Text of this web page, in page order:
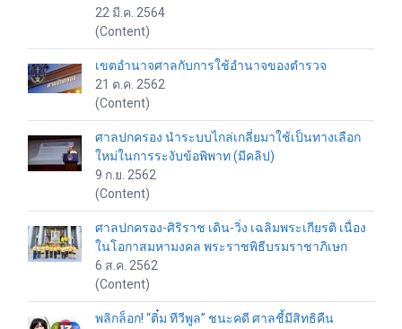
22 มี.ค. 2564
(Content)
เขตอำนาจศาลกับการใช้อำนาจของตำรวจ
21 ต.ค. 2562
(Content)
ศาลปกครอง นำระบบไกล่เกลี่ยมาใช้เป็นทางเลือก
ใหม่ในการระงับข้อพิพาท (มีคลิป)
9 ก.ย. 2562
(Content)
ศาลปกครอง-ศิริราช เดิน-วิ่ง เฉลิมพระเกียรติ เนื่อง
ในโอกาสมหามงคล พระราชพิธีบรมราชาภิเษก
6 ส.ค. 2562
(Content)
พลิกล็อก! “ติ๋ม ทีวีพูล” ชนะคดี ศาลชี้มีสิทธิคืน